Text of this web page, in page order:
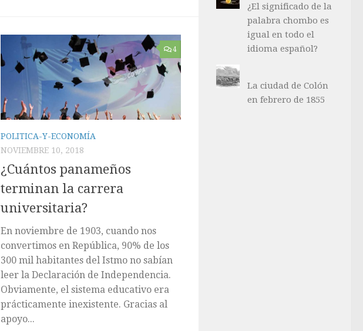
4
POLITICA-Y-ECONOMÍA
NOVIEMBRE 10, 2018
¿Cuántos panameños
terminan la carrera
universitaria?
En noviembre de 1903, cuando nos
convertimos en República, 90% de los
300 mil habitantes del Istmo no sabían
leer la Declaración de Independencia.
Obviamente, el sistema educativo era
prácticamente inexistente. Gracias al
apoyo...
¿El significado de la
palabra chombo es
igual en todo el
idioma español?
La ciudad de Colón
en febrero de 1855